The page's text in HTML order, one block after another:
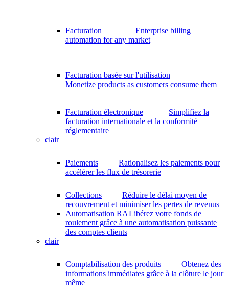
Facturation
Enterprise billing
automation for any market
Facturation basée sur l'utilisation
Monetize products as customers consume them
Facturation électronique
Simplifiez la
facturation internationale et la conformité
réglementaire
clair
Paiements
Rationalisez les paiements pour
accélérer les flux de trésorerie
Collections
Réduire le délai moyen de
recouvrement et minimiser les pertes de revenus
Automatisation RALibérez votre fonds de
roulement grâce à une automatisation puissante
des comptes clients
clair
Comptabilisation des produits
Obtenez des
informations immédiates grâce à la clôture le jour
même